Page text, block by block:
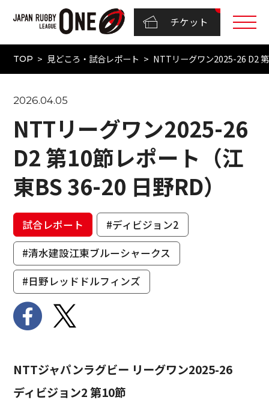
チケット
TOP 見どころ・試合レポート NTTリーグワン2025-26 D2
2026.04.05
NTTリーグワン2025-26
D2 第10節レポート（江
東BS 36-20 日野RD）
試合レポート
#ディビジョン2
#清水建設江東ブルーシャークス
#日野レッドドルフィンズ
NTTジャパンラグビー リーグワン2025-26
ディビジョン2 第10節